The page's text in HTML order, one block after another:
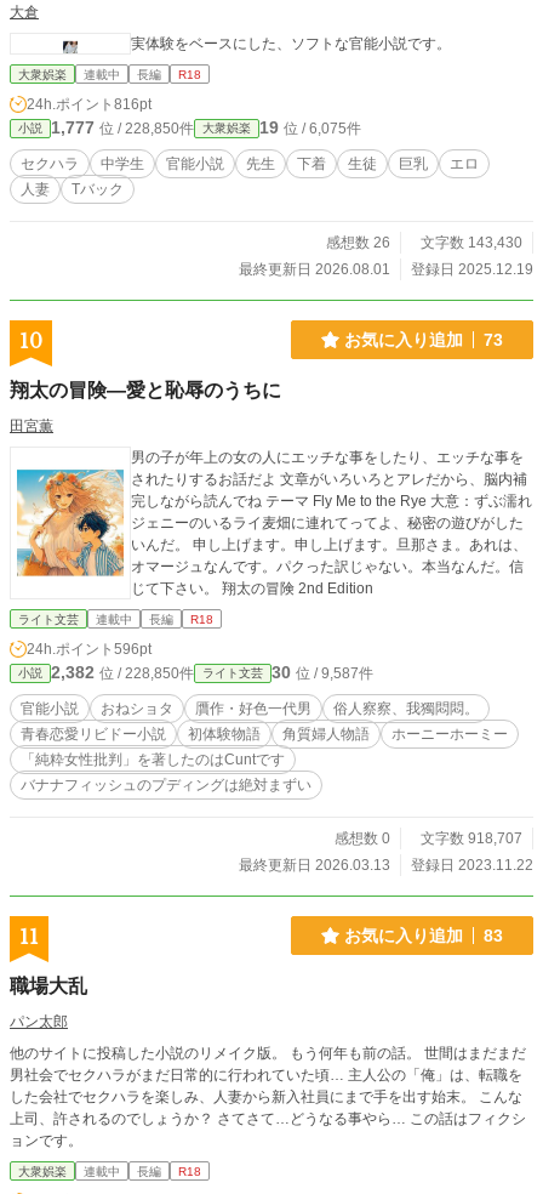
大倉
実体験をベースにした、ソフトな官能小説です。
大衆娯楽 連載中 長編 R18
24h.ポイント 816pt
小説 1,777 位 / 228,850件 大衆娯楽 19 位 / 6,075件
セクハラ 中学生 官能小説 先生 下着 生徒 巨乳
エロ
人妻
Tバック
感想数 26
文字数 143,430
最終更新日 2026.08.01
登録日 2025.12.19
10 お気に入り追加 73
翔太の冒険―愛と恥辱のうちに
田宮薫
男の子が年上の女の人にエッチな事をしたり、エッチな事を
されたりするお話だよ 文章がいろいろとアレだから、脳内補
完しながら読んでね テーマ Fly Me to the Rye 大意：ずぶ濡れ
ジェニーのいるライ麦畑に連れてってよ、秘密の遊びがした
いんだ。 申し上げます。申し上げます。旦那さま。あれは、
オマージュなんです。パクった訳じゃない。本当なんだ。信
じて下さい。 翔太の冒険 2nd Edition
ライト文芸 連載中 長編 R18
24h.ポイント 596pt
小説 2,382 位 / 228,850件 ライト文芸 30 位 / 9,587件
官能小説 おねショタ 贋作・好色一代男
俗人察察、我獨悶悶。
青春恋愛リビドー小説
初体験物語 角質婦人物語
ホーニーホーミー
「純粋女性批判」を著したのはCuntです
バナナフィッシュのプディングは絶対まずい
感想数 0
文字数 918,707
最終更新日 2026.03.13
登録日 2023.11.22
11 お気に入り追加 83
職場大乱
パン太郎
他のサイトに投稿した小説のリメイク版。 もう何年も前の話。 世間はまだまだ
男社会でセクハラがまだ日常的に行われていた頃… 主人公の「俺」は、転職を
した会社でセクハラを楽しみ、人妻から新入社員にまで手を出す始末。 こんな
上司、許されるのでしょうか？ さてさて…どうなる事やら… この話はフィクシ
ョンです。
大衆娯楽 連載中 長編 R18